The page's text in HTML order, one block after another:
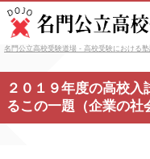
名門公立高校受験道場 - 高校受験における
２０１９年度の高校
るこの一題（企業の社